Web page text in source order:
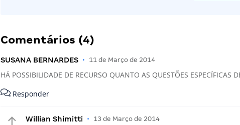
Comentários (4)
SUSANA BERNARDES • 11 de Março de 2014
HÁ POSSIBILIDADE DE RECURSO QUANTO AS QUESTÕES ESPECÍFICAS
Responder
Willian Shimitti • 13 de Março de 2014